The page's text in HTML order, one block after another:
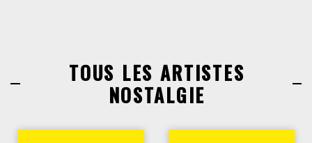
TOUS LES ARTISTES
NOSTALGIE